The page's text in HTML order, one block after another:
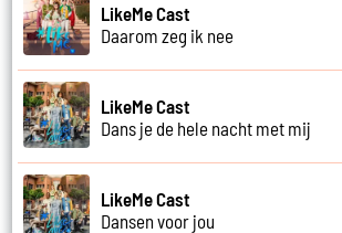
LikeMe Cast
Daarom zeg ik nee
LikeMe Cast
Dans je de hele nacht met mij
LikeMe Cast
Dansen voor jou